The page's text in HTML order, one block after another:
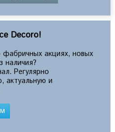
Decoro!
акциях, новых
наличия?
Регулярно
актуальную и